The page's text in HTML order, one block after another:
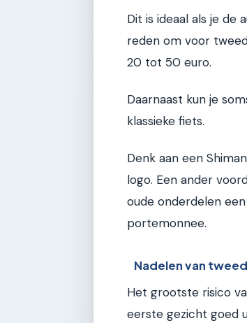
Dit is ideaal als je de
reden om voor
20 tot 50 euro.
Daarnaast kun je
klassieke fiets.
Denk aan een
logo. Een ander
oude onderdelen
portemonnee.
Nadelen van
Het grootste risico
eerste gezicht goed